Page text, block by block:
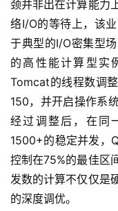
首
页
产
品
与
服
颈并非出在计算能力
络I/O的等待上，该
于典型的I/O密集型
的高性能计算型实
Tomcat的线程数调
150，并开启操作系
经过调整后，在同
1500+的稳定并发，
控制在75%的最佳区
发数的计算不仅仅是
的深度调优。